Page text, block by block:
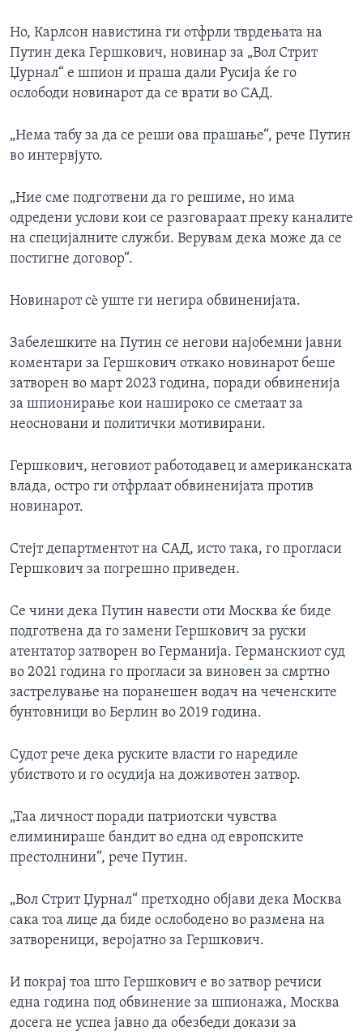
Но, Карлсон навистина ги отфрли тврдењата на
Путин дека Гершкович, новинар за „Вол Стрит
Џурнал“ е шпион и праша дали Русија ќе го
ослободи новинарот да се врати во САД.
„Нема табу за да се реши ова прашање“, рече Путин
во интервјуто.
„Ние сме подготвени да го решиме, но има
одредени услови кои се разговараат преку каналите
на специјалните служби. Верувам дека може да се
постигне договор“.
Новинарот сè уште ги негира обвиненијата.
Забелешките на Путин се негови најобемни јавни
коментари за Гершкович откако новинарот беше
затворен во март 2023 година, поради обвиненија
за шпионирање кои нашироко се сметаат за
неосновани и политички мотивирани.
Гершкович, неговиот работодавец и американската
влада, остро ги отфрлаат обвиненијата против
новинарот.
Стејт департментот на САД, исто така, го прогласи
Гершкович за погрешно приведен.
Се чини дека Путин навести оти Москва ќе биде
подготвена да го замени Гершкович за руски
атентатор затворен во Германија. Германскиот суд
во 2021 година го прогласи за виновен за смртно
застрелување на поранешен водач на чеченските
бунтовници во Берлин во 2019 година.
Судот рече дека руските власти го наредиле
убиството и го осудиja на доживотен затвор.
„Таа личност поради патриотски чувства
елиминираше бандит во една од европските
престолнини“, рече Путин.
„Вол Стрит Џурнал“ претходно објави дека Москва
сака тоа лице да биде ослободено во размена на
затвореници, веројатно за Гершкович.
И покрај тоа што Гершкович е во затвор речиси
една година под обвинение за шпионажа, Москва
досега не успеа јавно да обезбеди докази за